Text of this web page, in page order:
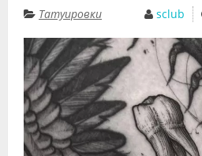
Обучение
Вакансии
Резюме
Объявления
Видео
sclub
Татуировки